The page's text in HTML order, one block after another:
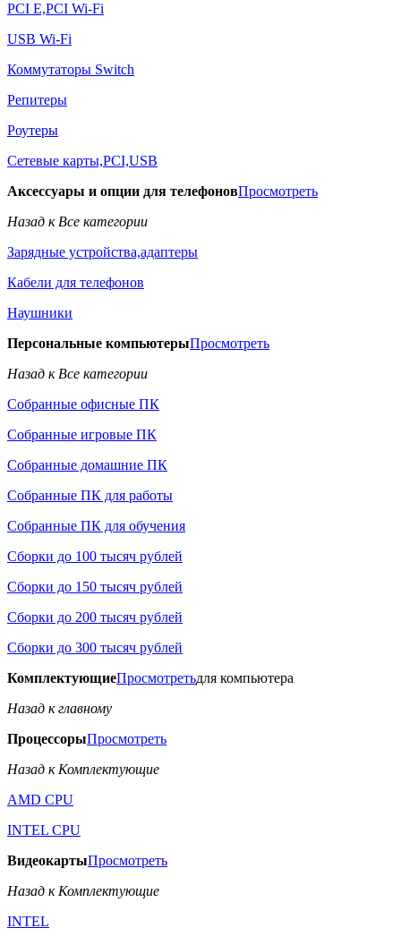
PCI E,PCI Wi-Fi
USB Wi-Fi
Коммутаторы Switch
Репитеры
Роутеры
Сетевые карты,PCI,USB
Аксессуары и опции для телефоновПросмотреть
Назад к Все категории
Зарядные устройства,адаптеры
Кабели для телефонов
Наушники
Персональные компьютерыПросмотреть
Назад к Все категории
Собранные офисные ПК
Собранные игровые ПК
Собранные домашние ПК
Собранные ПК для работы
Собранные ПК для обучения
Сборки до 100 тысяч рублей
Сборки до 150 тысяч рублей
Сборки до 200 тысяч рублей
Сборки до 300 тысяч рублей
КомплектующиеПросмотретьдля компьютера
Назад к главному
ПроцессорыПросмотреть
Назад к Комплектующие
AMD CPU
INTEL CPU
ВидеокартыПросмотреть
Назад к Комплектующие
INTEL